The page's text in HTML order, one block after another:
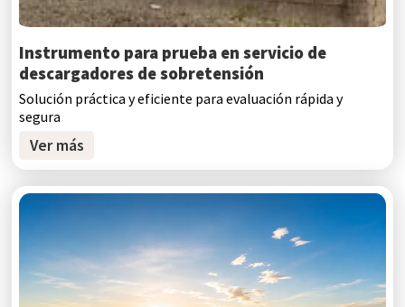
Instrumento para prueba en servicio de
descargadores de sobretensión
Solución práctica y eficiente para evaluación rápida y
segura
Ver más